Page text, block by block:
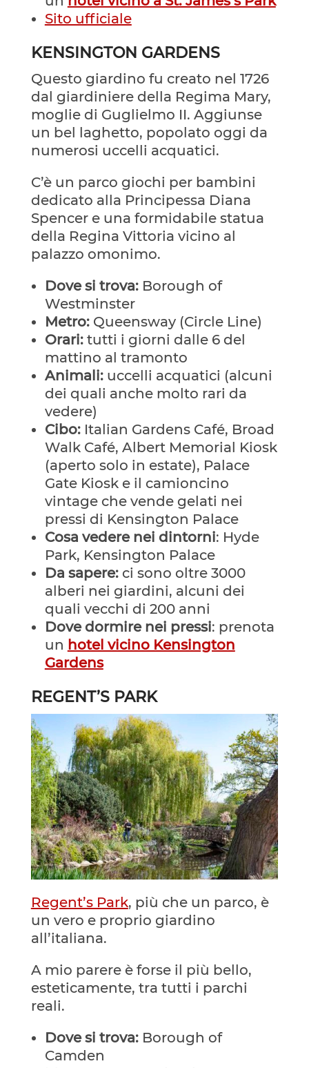
Sito ufficiale
KENSINGTON GARDENS
Questo giardino fu creato nel 1726
dal giardiniere della Regima Mary,
moglie di Guglielmo II. Aggiunse
un bel laghetto, popolato oggi da
numerosi uccelli acquatici.
C’è un parco giochi per bambini
dedicato alla Principessa Diana
Spencer e una formidabile statua
della Regina Vittoria vicino al
palazzo omonimo.
Dove si trova: Borough of
Westminster
Metro: Queensway (Circle Line)
Orari: tutti i giorni dalle 6 del
mattino al tramonto
Animali: uccelli acquatici (alcuni
dei quali anche molto rari da
vedere)
Cibo: Italian Gardens Café, Broad
Walk Café, Albert Memorial Kiosk
(aperto solo in estate), Palace
Gate Kiosk e il camioncino
vintage che vende gelati nei
pressi di Kensington Palace
Cosa vedere nei dintorni: Hyde
Park, Kensington Palace
Da sapere: ci sono oltre 3000
alberi nei giardini, alcuni dei
quali vecchi di 200 anni
Dove dormire nei pressi: prenota
un hotel vicino Kensington
Gardens
REGENT’S PARK
Regent’s Park, più che un parco, è
un vero e proprio giardino
all’italiana.
A mio parere è forse il più bello,
esteticamente, tra tutti i parchi
reali.
Dove si trova: Borough of
Camden